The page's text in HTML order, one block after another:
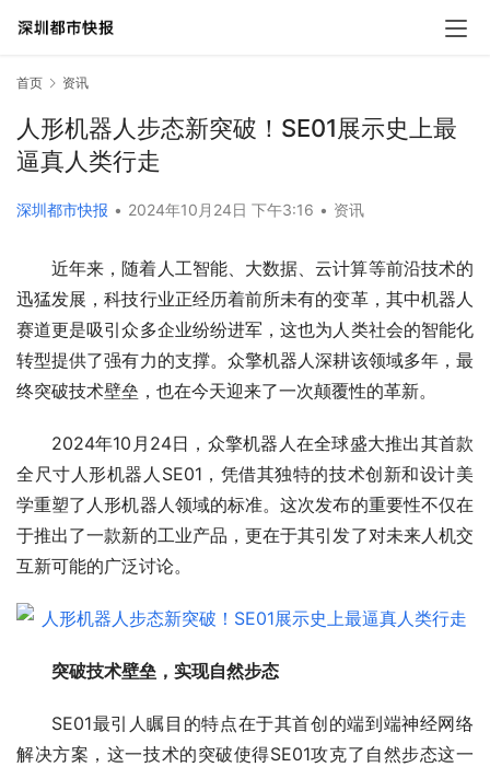
首页 资讯
人形机器人步态新突破！SE01展示史上最
逼真人类行走
深圳都市快报 • 2024年10月24日 下午3:16 • 资讯
近年来，随着人工智能、大数据、云计算等前沿技术的
迅猛发展，科技行业正经历着前所未有的变革，其中机器人
赛道更是吸引众多企业纷纷进军，这也为人类社会的智能化
转型提供了强有力的支撑。众擎机器人深耕该领域多年，最
终突破技术壁垒，也在今天迎来了一次颠覆性的革新。
2024年10月24日，众擎机器人在全球盛大推出其首款
全尺寸人形机器人SE01，凭借其独特的技术创新和设计美
学重塑了人形机器人领域的标准。这次发布的重要性不仅在
于推出了一款新的工业产品，更在于其引发了对未来人机交
互新可能的广泛讨论。
突破技术壁垒，实现自然步态
SE01最引人瞩目的特点在于其首创的端到端神经网络
解决方案，这一技术的突破使得SE01攻克了自然步态这一